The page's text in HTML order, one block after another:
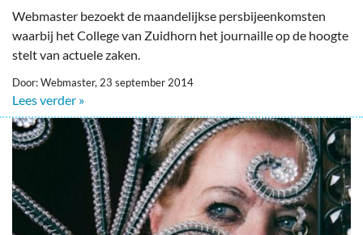
Bedrijven
Prikbord & Aanbiedingen
Plaats bericht
Webmaster bezoekt de maandelijkse persbijeenkomsten
waarbij het College van Zuidhorn het journaille op de hoogte
stelt van actuele zaken.
Door: Webmaster, 23 september 2014
Lees verder »